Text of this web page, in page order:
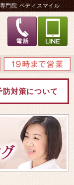
門院 ペディスマイル
防対策について